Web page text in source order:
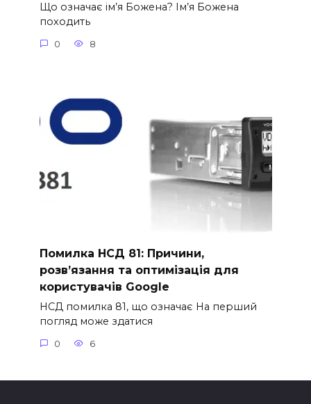
Що означає ім’я Божена? Ім’я Божена
походить
0 8
Помилка НСД 81: Причини,
розв’язання та оптимізація для
користувачів Google
НСД помилка 81, що означає На перший
погляд може здатися
0 6